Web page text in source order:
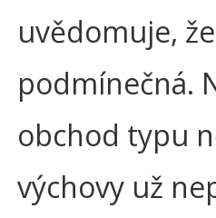
uvědomuje,
podmínečná.
obchod typu
výchovy už